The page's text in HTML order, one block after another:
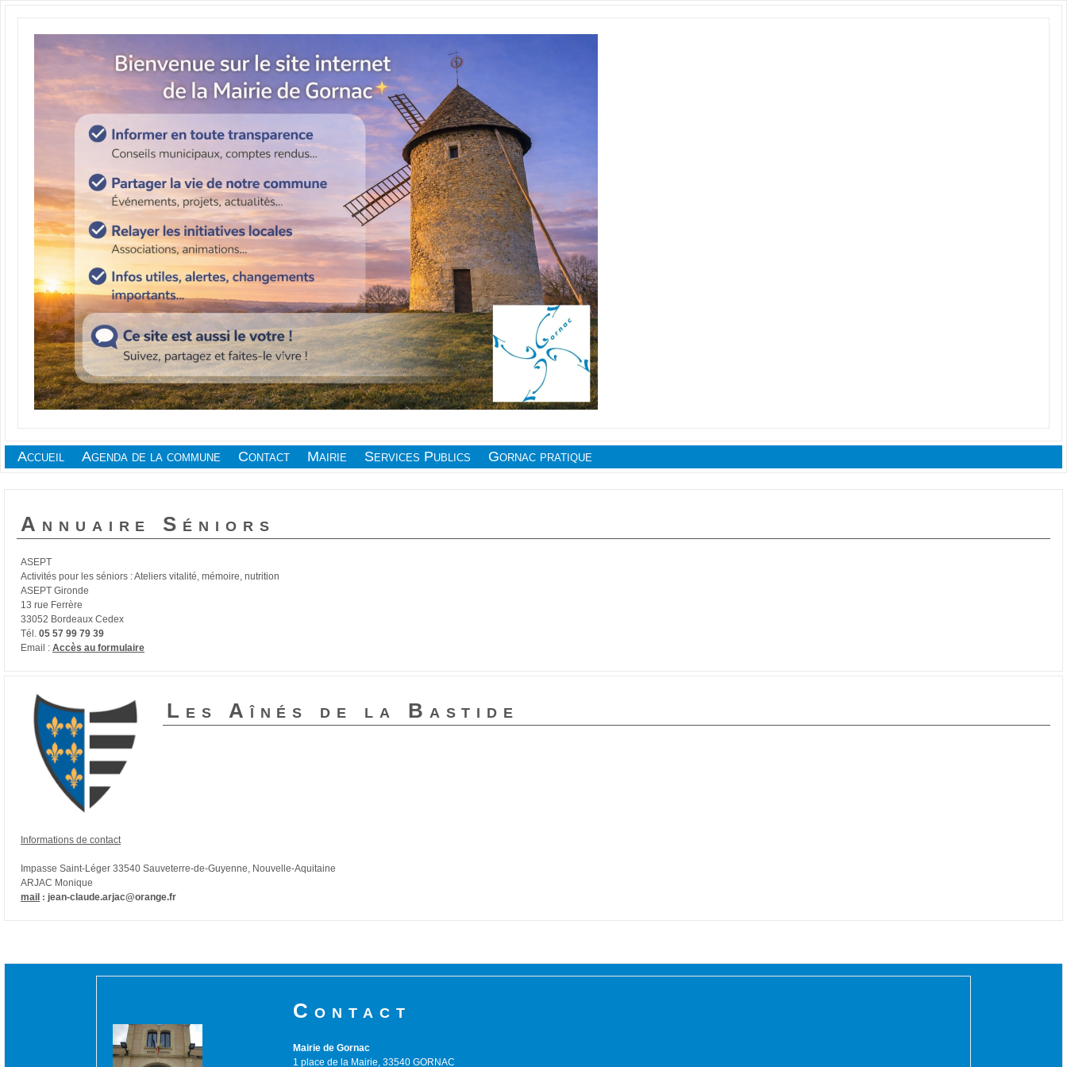
Accueil Agenda de la commune Contact Mairie Services Publics Gornac pratique
Annuaire Séniors
ASEPT
Activités pour les séniors : Ateliers vitalité, mémoire, nutrition
ASEPT Gironde
13 rue Ferrère
33052 Bordeaux Cedex
Tél. 05 57 99 79 39
Email : Accès au formulaire
Les Aînés de la Bastide
Informations de contact
Impasse Saint-Léger 33540 Sauveterre-de-Guyenne, Nouvelle-Aquitaine
ARJAC Monique
mail : jean-claude.arjac@orange.fr
Contact
Mairie de Gornac
1 place de la Mairie, 33540 GORNAC